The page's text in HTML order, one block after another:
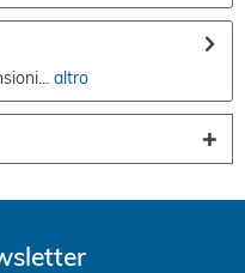
altro